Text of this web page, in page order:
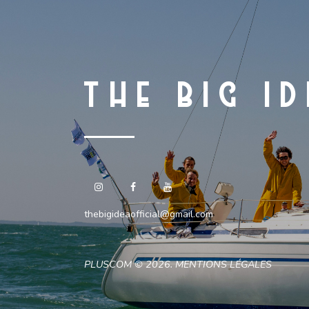
THE BIG
thebigideaofficial@gmail.com
PLUSCOM© 2026.MENTIONS LÉGALES